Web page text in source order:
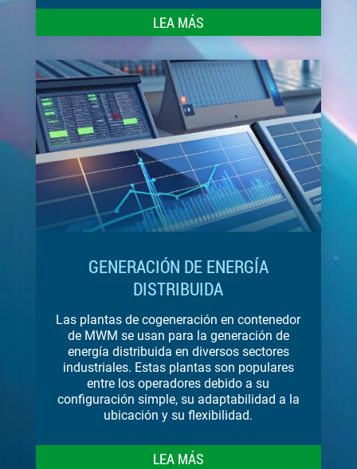
LEA MÁS
GENERACIÓN DE ENERGÍA
DISTRIBUIDA
Las plantas de cogeneración en contenedor
de MWM se usan para la generación de
energía distribuida en diversos sectores
industriales. Estas plantas son populares
entre los operadores debido a su
configuración simple, su adaptabilidad a la
ubicación y su flexibilidad.
LEA MÁS